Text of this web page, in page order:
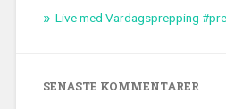
Live med Vardagsprepping
SENASTE KOMMENTARER